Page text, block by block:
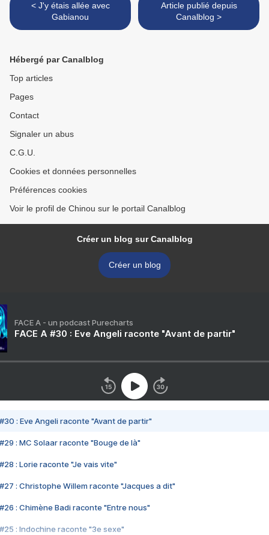
< J'y étais allée avec
Gabianou
Article publié depuis
Canalblog >
Hébergé par Canalblog
Top articles
Pages
Contact
Signaler un abus
C.G.U.
Cookies et données personnelles
Préférences cookies
Voir le profil de Chinou sur le portail Canalblog
Créer un blog sur Canalblog
Créer un blog
FACE A - un podcast Purecharts
FACE A #30 : Eve Angeli raconte "Avant de partir"
#30 : Eve Angeli raconte "Avant de partir"
#29 : MC Solaar raconte "Bouge de là"
#28 : Lorie raconte "Je vais vite"
#27 : Christophe Willem raconte "Jacques a dit"
#26 : Chimène Badi raconte "Entre nous"
#25 : Indochine raconte "3e sexe"